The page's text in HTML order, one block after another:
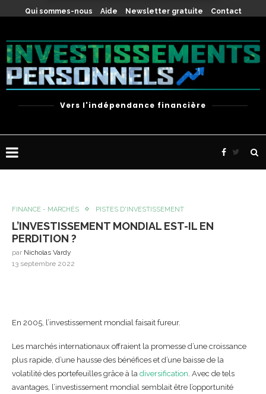
Qui sommes-nous Aide Newsletter gratuite Contact
Vers l'indépendance financière
FINANCE - MARCHÉS PISTES D'INVESTISSEMENT
L’INVESTISSEMENT MONDIAL EST-IL EN
PERDITION ?
par Nicholas Vardy
13 septembre 2022
En 2005, l’investissement mondial faisait fureur.
Les marchés internationaux offraient la promesse d’une croissance
plus rapide, d’une hausse des bénéfices et d’une baisse de la
volatilité des portefeuilles grâce à la diversification . Avec de tels
avantages, l’investissement mondial semblait être l’opportunité